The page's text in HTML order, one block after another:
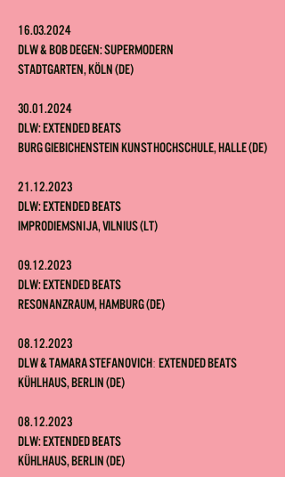
16.03.2024
DLW & Bob Degen: Supermodern
Stadtgarten, Köln (DE)
30.01.2024
DLW: Extended Beats
Burg Giebichenstein Kunsthochschule, Halle (DE)
21.12.2023
DLW: Extended Beats
Improdiemsnija, Vilnius (LT)
09.12.2023
DLW: Extended Beats
Resonanzraum, Hamburg (DE)
08.12.2023
DLW & Tamara Stefanovich: Extended Beats
KÜhlhaus, Berlin(DE)
08.12.2023
DLW: Extended Beats
KÜhlhaus, Berlin(DE)